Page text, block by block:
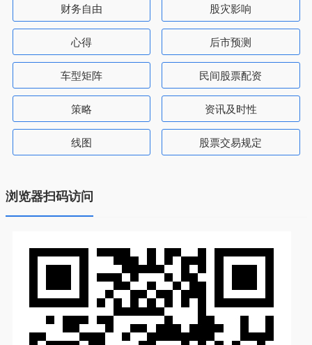
财务自由 股灾影响
心得 后市预测
车型矩阵 民间股票配资
策略 资讯及时性
线图 股票交易规定
浏览器扫码访问